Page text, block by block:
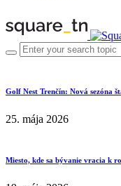
Golf Nest Trenčín: Nová sezóna
25. mája 2026
Miesto, kde sa bývanie vracia k